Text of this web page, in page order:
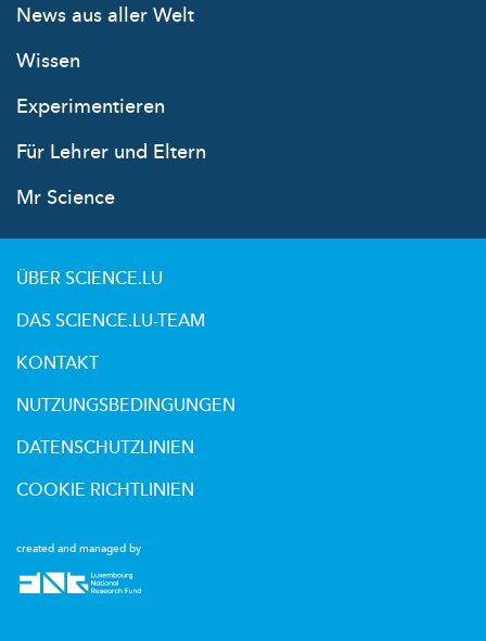
News aus aller Welt
Wissen
Experimentieren
Für Lehrer und Eltern
Mr Science
created and managed by
ÜBER SCIENCE.LU
DAS SCIENCE.LU-TEAM
KONTAKT
NUTZUNGSBEDINGUNGEN
DATENSCHUTZLINIEN
COOKIE RICHTLINIEN